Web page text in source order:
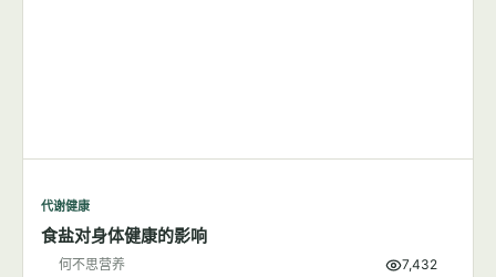
代谢健康
食盐对身体健康的影响
何不思营养 7,432